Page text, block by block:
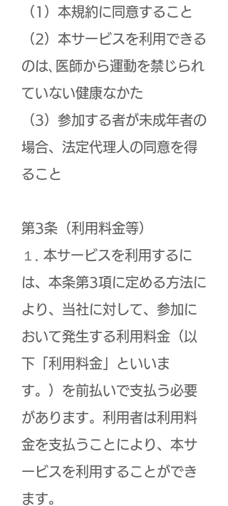
（1）本規約に同意すること
（2）本サービスを利用できる
のは､医師から運動を禁じられ
ていない健康なかた
（3）参加する者が未成年者の
場合、法定代理人の同意を得
ること
第3条（利用料金等）
１. 本サービスを利用するに
は、本条第3項に定める方法に
より、当社に対して、参加に
おいて発生する利用料金（以
下「利用料金」といいま
す。）を前払いで支払う必要
があります。利用者は利用料
金を支払うことにより、本サ
ービスを利用することができ
ます。